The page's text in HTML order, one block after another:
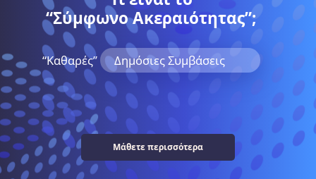
“Σύμφωνο Ακεραιότητας”;
“Kαθαρές” Δημόσιες Συμβάσεις
Μάθετε περισσότερα